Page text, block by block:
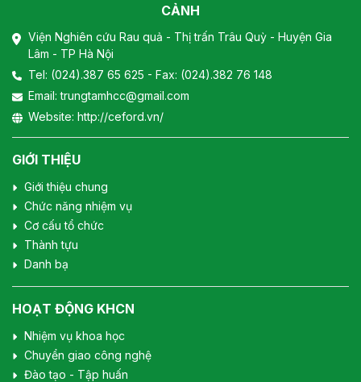
CẢNH
Viện Nghiên cứu Rau quả - Thị trấn Trâu Quỳ - Huyện Gia
Lâm - TP Hà Nội
Tel: (024).387 65 625 - Fax: (024).382 76 148
Email:trungtamhcc@gmail.com
Website: http://ceford.vn/
GIỚI THIỆU
Giới thiệu chung
Chức năng nhiệm vụ
Cơ cấu tổ chức
Thành tựu
Danh bạ
HOẠT ĐỘNG KHCN
Nhiệm vụ khoa học
Chuyển giao công nghệ
Đào tạo - Tập huấn